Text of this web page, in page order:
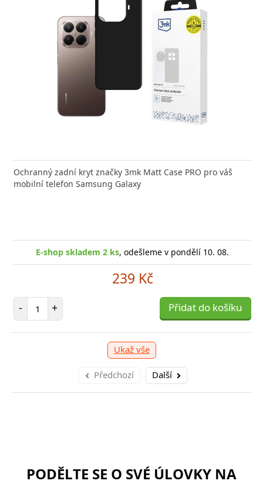
Ochranný zadní kryt značky 3mk Matt Case PRO pro váš
mobilní telefon Samsung Galaxy
E-shop skladem 2 ks, odešleme v pondělí 10. 08.
239 Kč
- Počet položek
+ Přidat do košíku
Ukaž vše
Předchozí Další
PODĚLTE SE O SVÉ ÚLOVKY NA